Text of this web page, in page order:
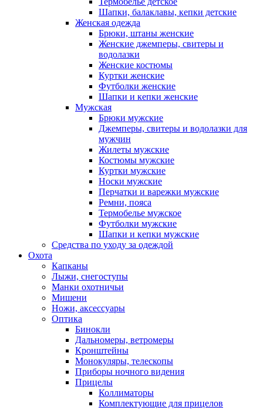
Шапки, балаклавы, кепки детские
Женская одежда
Брюки, штаны женские
Женские джемперы, свитеры и
водолазки
Женские костюмы
Куртки женские
Футболки женские
Шапки и кепки женские
Мужская
Брюки мужские
Джемперы, свитеры и водолазки для
мужчин
Жилеты мужские
Костюмы мужские
Куртки мужские
Носки мужские
Перчатки и варежки мужские
Ремни, пояса
Термобелье мужское
Футболки мужские
Шапки и кепки мужские
Средства по уходу за одеждой
Охота
Капканы
Лыжи, снегоступы
Манки охотничьи
Мишени
Ножи, аксессуары
Оптика
Бинокли
Дальномеры, ветромеры
Кронштейны
Монокуляры, телескопы
Приборы ночного видения
Прицелы
Коллиматоры
Комплектующие для прицелов